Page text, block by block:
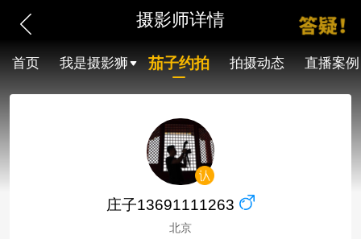
摄影师详情
首页 我是摄影狮 茄子约拍 拍摄动态 直播案例
庄子13691111263
北京